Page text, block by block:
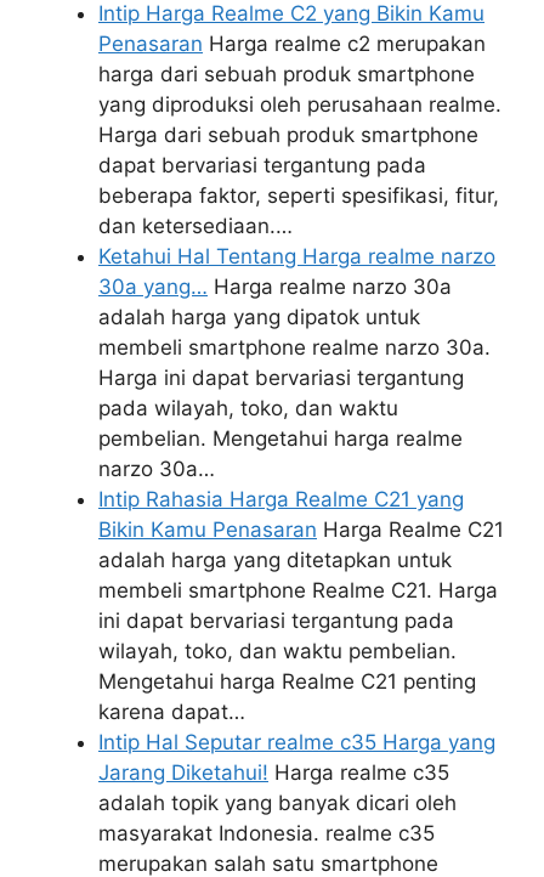
Intip Harga Realme C2 yang Bikin Kamu
Penasaran Harga realme c2 merupakan
harga dari sebuah produk smartphone
yang diproduksi oleh perusahaan realme.
Harga dari sebuah produk smartphone
dapat bervariasi tergantung pada
beberapa faktor, seperti spesifikasi, fitur,
dan ketersediaan.…
Ketahui Hal Tentang Harga realme narzo
30a yang… Harga realme narzo 30a
adalah harga yang dipatok untuk
membeli smartphone realme narzo 30a.
Harga ini dapat bervariasi tergantung
pada wilayah, toko, dan waktu
pembelian. Mengetahui harga realme
narzo 30a…
Intip Rahasia Harga Realme C21 yang
Bikin Kamu Penasaran Harga Realme C21
adalah harga yang ditetapkan untuk
membeli smartphone Realme C21. Harga
ini dapat bervariasi tergantung pada
wilayah, toko, dan waktu pembelian.
Mengetahui harga Realme C21 penting
karena dapat…
Intip Hal Seputar realme c35 Harga yang
Jarang Diketahui! Harga realme c35
adalah topik yang banyak dicari oleh
masyarakat Indonesia. realme c35
merupakan salah satu smartphone